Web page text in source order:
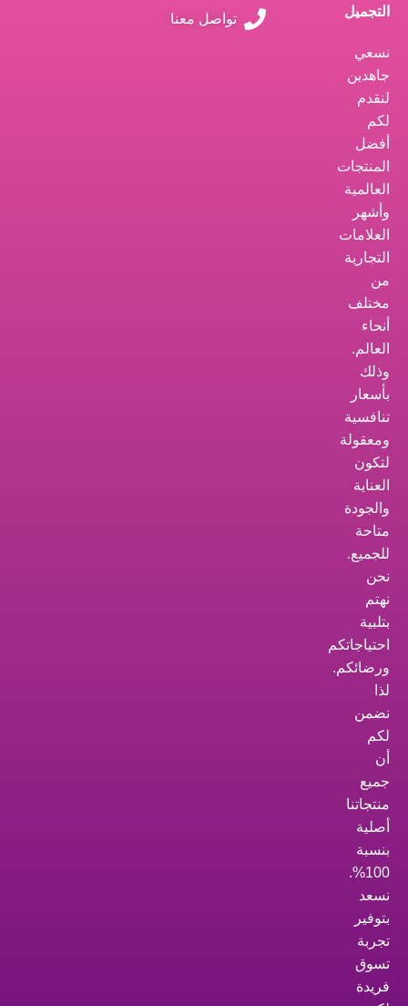
التجميل
نسعي
جاهدين
لنقدم
لكم
أفضل
المنتجات
العالمية
وأشهر
العلامات
التجارية
من
مختلف
أنحاء
العالم.
وذلك
بأسعار
تنافسية
ومعقولة
لتكون
العناية
والجودة
متاحة
للجميع.
نحن
نهتم
بتلبية
احتياجاتكم
ورضائكم.
لذا
نضمن
لكم
أن
جميع
منتجاتنا
أصلية
بنسبة
100%.
نسعد
بتوفير
تجربة
تسوق
فريدة
تواصل معنا